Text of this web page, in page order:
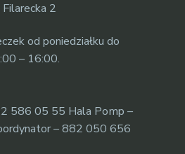
2
od poniedziałku do
– 16:00.
586 05 55 Hala Pomp –
– 882 050 656